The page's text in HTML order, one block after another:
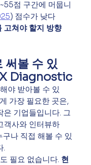
점 구간에 머뭅니
) 점수가 낮다
고쳐야 할지 방향
볼 수 있
Diagnostic
가장 필요한 곳은,
은 기업들입니다. 그
객사와 인터뷰하
나 직접 해볼 수 있
.
필요 없습니다. 현